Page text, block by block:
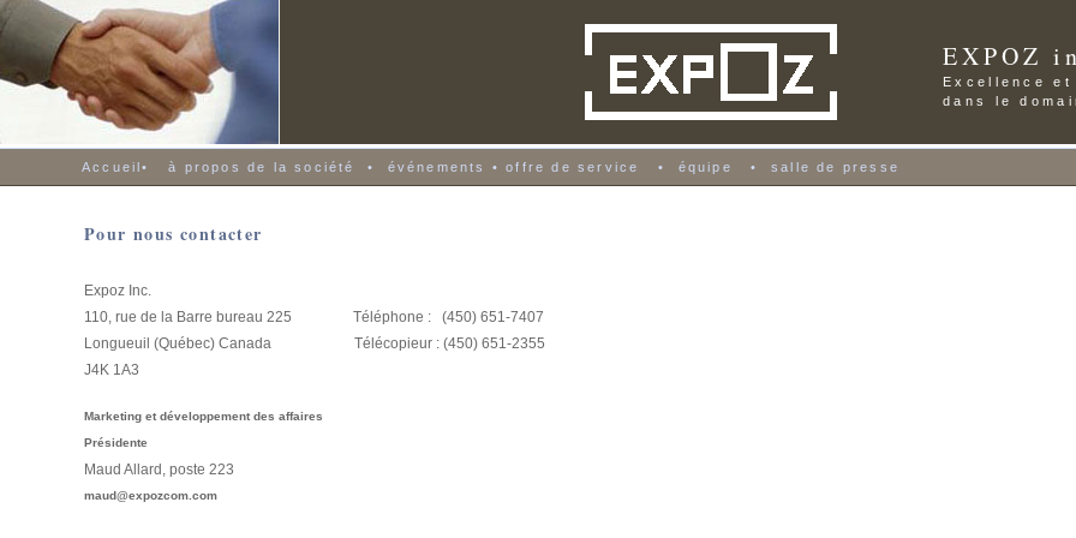
EXPOZ
Excellence et
dans le
Accueil•à propos de la société • événements •offre de service • équipe •salle de presse
Pour nous contacter
Expoz Inc.
110, rue de la Barre bureau 225 Téléphone : (450) 651-7407
Longueuil (Québec) Canada Télécopieur : (450) 651-2355
J4K 1A3
Marketing et développement des affaires
Présidente
Maud Allard, poste 223
maud@expozcom.com